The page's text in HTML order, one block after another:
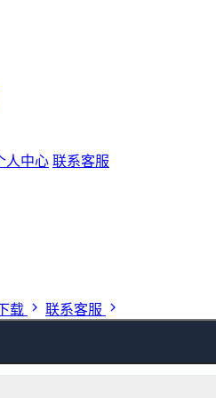
人中心 联系客服
载 联系客服